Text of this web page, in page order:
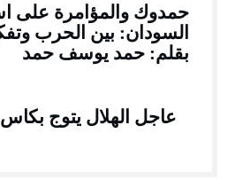
حمدوك والمؤامرة على
السودان: بين الحرب
بقلم: حمد يوسف حمد
عاجل الهلال يتوج